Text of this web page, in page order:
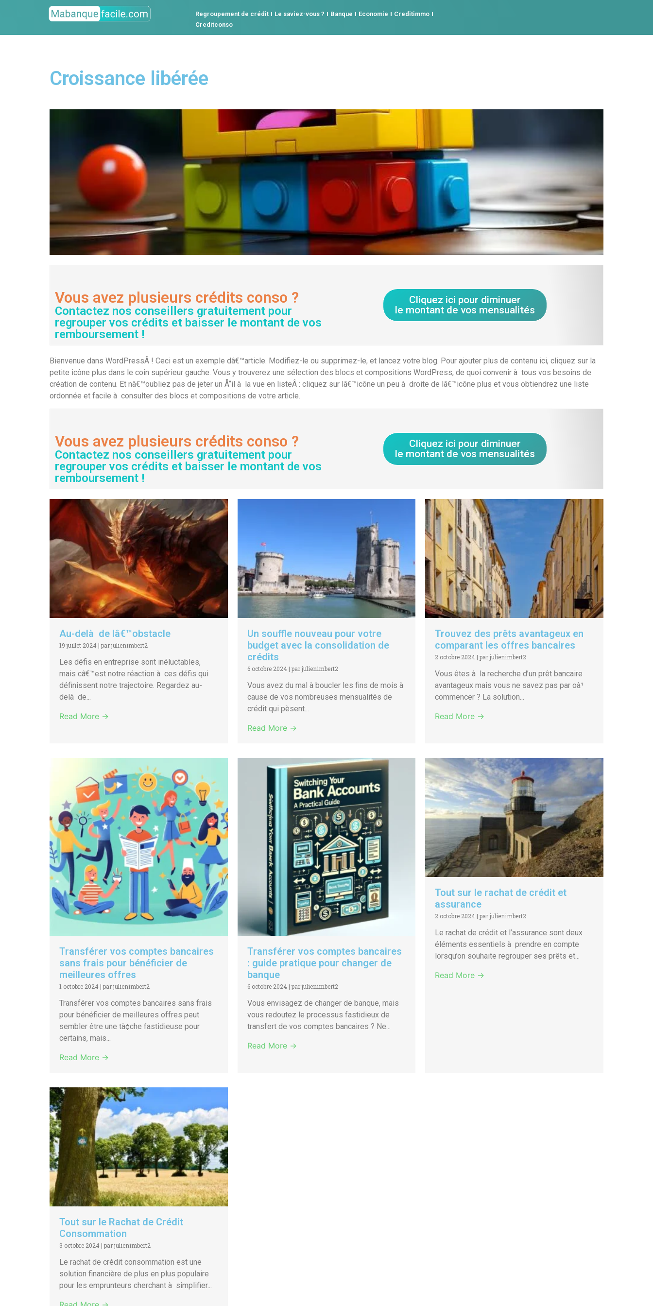
Regroupement de crédit Le saviez-vous ? Banque Economie
Creditimmo
Creditconso
Croissance libérée
Vous avez plusieurs crédits conso ?
Contactez nos conseillers gratuitement pour
regrouper vos crédits et baisser le montant de vos
remboursement !
Cliquez ici pour diminuer
le montant de vos mensualités
Bienvenue dans WordPressÂ ! Ceci est un exemple dâ€™article. Modifiez-le ou supprimez-le, et lancez votre blog. Pour ajouter plus de contenu ici, cliquez sur la
petite icône plus dans le coin supérieur gauche. Vous y trouverez une sélection des blocs et compositions WordPress, de quoi convenir à tous vos besoins de
création de contenu. Et nâ€™oubliez pas de jeter un Å“il à la vue en listeÂ : cliquez sur lâ€™icône un peu à droite de lâ€™icône plus et vous obtiendrez une liste
ordonnée et facile à consulter des blocs et compositions de votre article.
Vous avez plusieurs crédits conso ?
Contactez nos conseillers gratuitement pour
regrouper vos crédits et baisser le montant de vos
remboursement !
Cliquez ici pour diminuer
le montant de vos mensualités
Au-delà de lâ€™obstacle
19 juillet 2024 | par julienimbert2
Les défis en entreprise sont inéluctables,
mais câ€™est notre réaction à ces défis qui
définissent notre trajectoire. Regardez au-
delà de...
Read More →
Un souffle nouveau pour votre
budget avec la consolidation de
crédits
6 octobre 2024 | par julienimbert2
Vous avez du mal à boucler les fins de mois à
cause de vos nombreuses mensualités de
crédit qui pèsent...
Read More →
Trouvez des prêts avantageux en
comparant les offres bancaires
2 octobre 2024 |par julienimbert2
Vous êtes à la recherche d’un prêt bancaire
avantageux mais vous ne savez pas par oà¹
commencer ? La solution...
Read More →
Transférer vos comptes bancaires
sans frais pour bénéficier de
meilleures offres
1 octobre 2024 | par julienimbert2
Transférer vos comptes bancaires sans frais
pour bénéficier de meilleures offres peut
sembler être une tà¢che fastidieuse pour
certains, mais...
Read More →
Transférer vos comptes bancaires
: guide pratique pour changer de
banque
6 octobre 2024 | par julienimbert2
Vous envisagez de changer de banque, mais
vous redoutez le processus fastidieux de
transfert de vos comptes bancaires ? Ne...
Read More →
Tout sur le rachat de crédit et
assurance
2 octobre 2024 |par julienimbert2
Le rachat de crédit et l’assurance sont deux
éléments essentiels à prendre en compte
lorsqu’on souhaite regrouper ses prêts et...
Read More →
Tout sur le Rachat de Crédit
Consommation
3 octobre 2024 | par julienimbert2
Le rachat de crédit consommation est une
solution financière de plus en plus populaire
pour les emprunteurs cherchant à simplifier...